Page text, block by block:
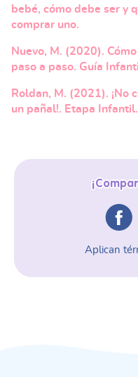
bebé, cómo debe ser y
comprar uno.
Nuevo, M. (2020).
paso a paso. Guía
Roldan, M. (2021). ¡No
un pañal!. Etapa Infantil.
Aplican